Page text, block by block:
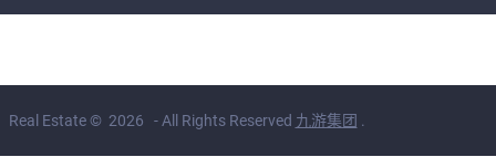
Real Estate © 2026 - All Rights Reserved 九游集团 .